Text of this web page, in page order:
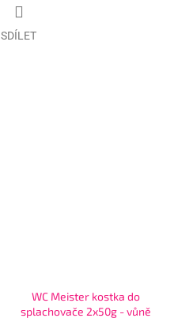
SDÍLET
WC Meister kostka do
splachovače 2x50g - vůně